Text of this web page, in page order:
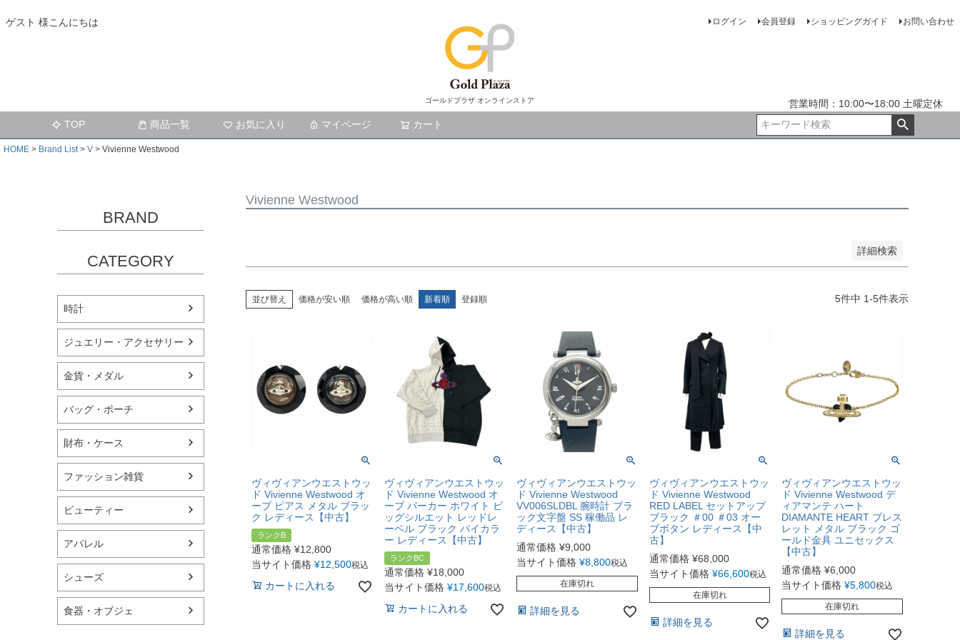
ゲスト 様こんにちは
ゴールドプラザ オンラインストア
ログイン 会員登録 ショッピングガイド お問い合わせ
営業時間：10:00〜18:00 土曜定休
TOP
商品一覧 お気に入り マイページ カート
HOME Brand List V Vivienne Westwood
BRAND
CATEGORY
時計
ジュエリー・アクセサリー
金貨・メダル
バッグ・ポーチ
財布・ケース
ファッション雑貨
ビューティー
アパレル
シューズ
食器・オブジェ
Vivienne Westwood
詳細検索
在庫なし商品
ランク4
訳あり ジャンク Wedding
並び替え 価格が安い順 価格が高い順 新着順 登録順 5件中 1-5件表示
ヴィヴィアンウエストウッ
ド Vivienne Westwood オ
ーブ ピアス メタル ブラッ
ク レディース【中古】
ランクB
通常価格 ¥12,800
当サイト価格 ¥12,500税込
カートに入れる
ヴィヴィアンウエストウッ
ド Vivienne Westwood オ
ーブ パーカー ホワイト ビ
ッグシルエット レッドレ
ーベル ブラック バイカラ
ー レディース【中古】
ランクBC
通常価格 ¥18,000
当サイト価格 ¥17,600税込
カートに入れる
ヴィヴィアンウエストウッ
ド Vivienne Westwood
VV006SLDBL 腕時計 ブラ
ック文字盤 SS 稼働品 レ
ディース【中古】
通常価格 ¥9,000
当サイト価格 ¥8,800税込
在庫切れ
詳細を見る
ヴィヴィアンウエストウッ
ド Vivienne Westwood
RED LABEL セットアップ
ブラック ＃00 ＃03 オー
ブボタン レディース【中
古】
通常価格 ¥68,000
当サイト価格 ¥66,600税込
在庫切れ
詳細を見る
ヴィヴィアンウエストウッ
ド Vivienne Westwood デ
ィアマンテ ハート
DIAMANTE HEART ブレス
レット メタル ブラック ゴ
ールド金具 ユニセックス
【中古】
通常価格 ¥6,000
当サイト価格 ¥5,800税込
在庫切れ
詳細を見る